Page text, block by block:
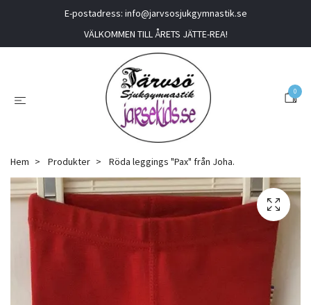
E-postadress: info@jarvsosjukgymnastik.se
VÄLKOMMEN TILL ÅRETS JÄTTE-REA!
0
Hem Produkter Röda leggings "Pax" från Joha.